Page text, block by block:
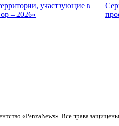
участвующие в
– 2026»
«PenzaNews». Все права